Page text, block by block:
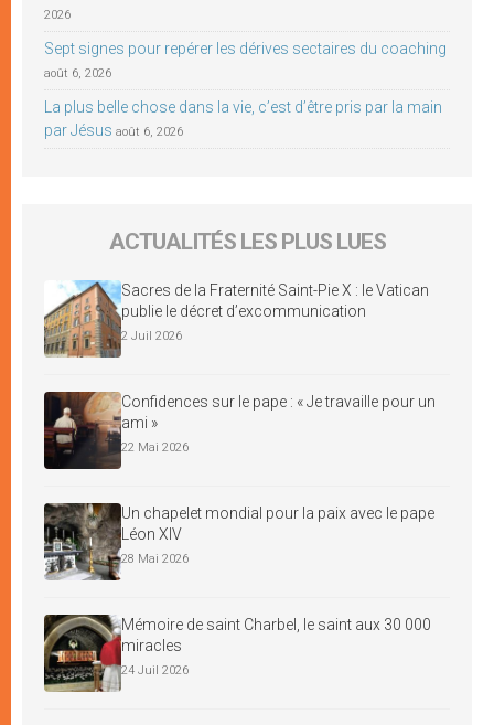
2026
Sept signes pour repérer les dérives sectaires du coaching
août 6, 2026
La plus belle chose dans la vie, c’est d’être pris par la main
par Jésus août 6, 2026
ACTUALITÉS LES PLUS LUES
Sacres de la Fraternité Saint-Pie X : le Vatican
publie le décret d’excommunication
2 Juil 2026
Confidences sur le pape : « Je travaille pour un
ami »
22 Mai 2026
Un chapelet mondial pour la paix avec le pape
Léon XIV
28 Mai 2026
Mémoire de saint Charbel, le saint aux 30 000
miracles
24 Juil 2026